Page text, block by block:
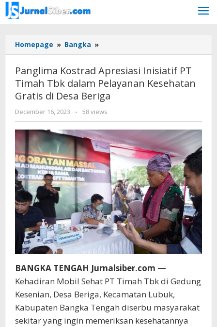
Skip
to
content
Homepage » Bangka »
Kostrad
Inisiatif
PT
Timah
Tbk
dalam
Pelayanan
Kesehatan
Gratis
di
Desa
Beriga
Panglima Kostrad Apresiasi Inisiatif PT
Timah Tbk dalam Pelayanan Kesehatan
Gratis di Desa Beriga
December 16, 2023
by
Jurnalsiber
- 58 views
BANGKA TENGAH Jurnalsiber.com —
Kehadiran Mobil Sehat PT Timah Tbk di Gedung
Kesenian, Desa Beriga, Kecamatan Lubuk,
Kabupaten Bangka Tengah diserbu masyarakat
sekitar yang ingin memeriksan kesehatannya